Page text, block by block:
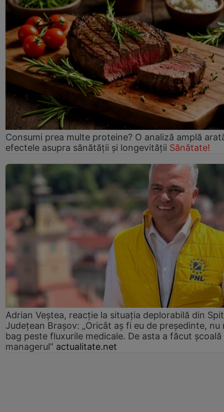
Consumi prea multe proteine? O analiză amplă
efectele asupra sănătății și longevității Sănătate!
Adrian Veștea, reacție la situația deplorabilă din
Județean Brașov: „Oricât aș fi eu de președinte, nu
bag peste fluxurile medicale. De asta a făcut școală
managerul” actualitate.net